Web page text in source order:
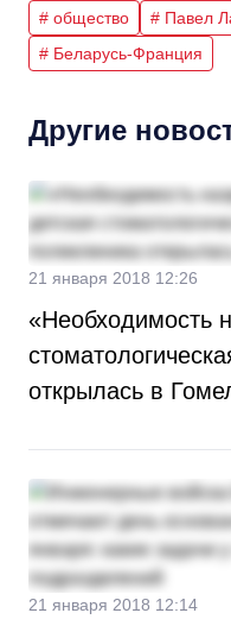
# общество # Павел
# Беларусь-Франция
Другие
21 января 2018 12:26
«Необходимость
открылась в
21 января 2018 12:14